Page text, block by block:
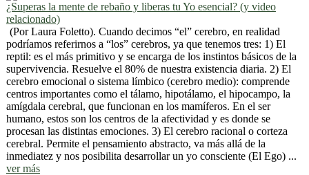
¿Superas la mente de rebaño y liberas tu Yo esencial? (y video
relacionado)
(Por Laura Foletto). Cuando decimos “el” cerebro, en realidad
podríamos referirnos a “los” cerebros, ya que tenemos tres: 1) El
reptil: es el más primitivo y se encarga de los instintos básicos de la
supervivencia. Resuelve el 80% de nuestra existencia diaria. 2) El
cerebro emocional o sistema límbico (cerebro medio): comprende
centros importantes como el tálamo, hipotálamo, el hipocampo, la
amígdala cerebral, que funcionan en los mamíferos. En el ser
humano, estos son los centros de la afectividad y es donde se
procesan las distintas emociones. 3) El cerebro racional o corteza
cerebral. Permite el pensamiento abstracto, va más allá de la
inmediatez y nos posibilita desarrollar un yo consciente (El Ego) ...
ver más